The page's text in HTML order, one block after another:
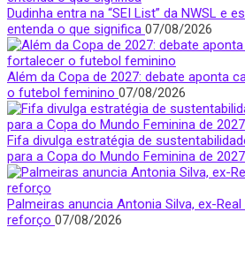
Dudinha entra na “SEI List” da NWSL e
entenda o que significa 07/08/2026
Além da Copa de 2027: debate aponta
o futebol feminino 07/08/2026
Fifa divulga estratégia de
para a Copa do Mundo Feminina de 2027
Palmeiras anuncia Antonia Silva, ex-
reforço 07/08/2026